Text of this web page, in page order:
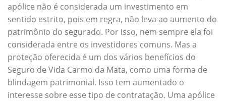
apólice não é considerada um investimento em
sentido estrito, pois em regra, não leva ao aumento do
patrimônio do segurado. Por isso, nem sempre ela foi
considerada entre os investidores comuns. Mas a
proteção oferecida é um dos vários benefícios do
Seguro de Vida Carmo da Mata, como uma forma de
blindagem patrimonial. Isso tem aumentado o
interesse sobre esse tipo de contratação. Uma apólice